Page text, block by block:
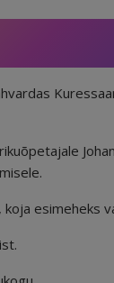
esimeheks